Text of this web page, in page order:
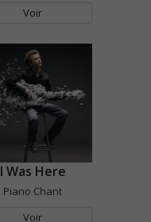
Voir
I Was Here
Piano Chant
Voir